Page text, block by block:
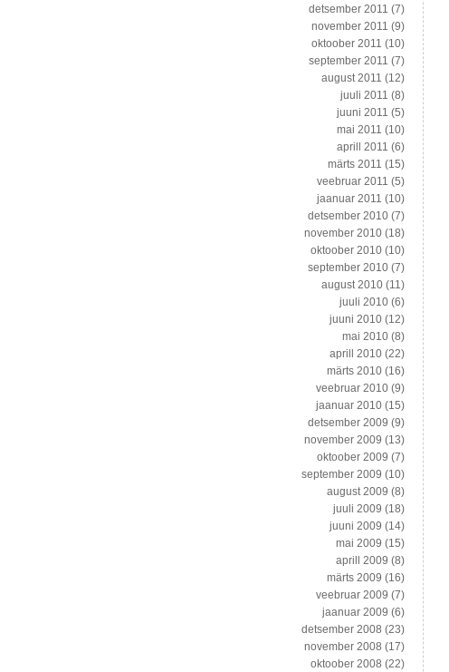
detsember 2011 (7)
november 2011 (9)
oktoober 2011 (10)
september 2011 (7)
august 2011 (12)
juuli 2011 (8)
juuni 2011 (5)
mai 2011 (10)
aprill 2011 (6)
märts 2011 (15)
veebruar 2011 (5)
jaanuar 2011 (10)
detsember 2010 (7)
november 2010 (18)
oktoober 2010 (10)
september 2010 (7)
august 2010 (11)
juuli 2010 (6)
juuni 2010 (12)
mai 2010 (8)
aprill 2010 (22)
märts 2010 (16)
veebruar 2010 (9)
jaanuar 2010 (15)
detsember 2009 (9)
november 2009 (13)
oktoober 2009 (7)
september 2009 (10)
august 2009 (8)
juuli 2009 (18)
juuni 2009 (14)
mai 2009 (15)
aprill 2009 (8)
märts 2009 (16)
veebruar 2009 (7)
jaanuar 2009 (6)
detsember 2008 (23)
november 2008 (17)
oktoober 2008 (22)